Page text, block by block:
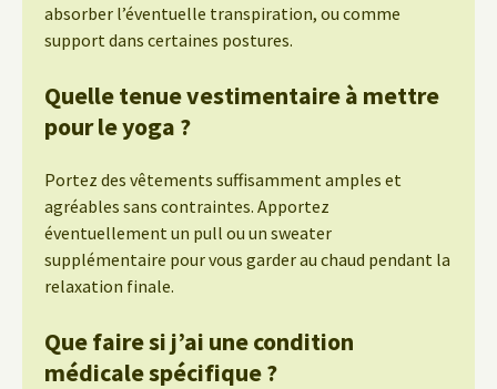
absorber l’éventuelle transpiration, ou comme
support dans certaines postures.
Quelle tenue vestimentaire à mettre
pour le yoga ?
Portez des vêtements suffisamment amples et
agréables sans contraintes. Apportez
éventuellement un pull ou un sweater
supplémentaire pour vous garder au chaud pendant la
relaxation finale.
Que faire si j’ai une condition
médicale spécifique ?